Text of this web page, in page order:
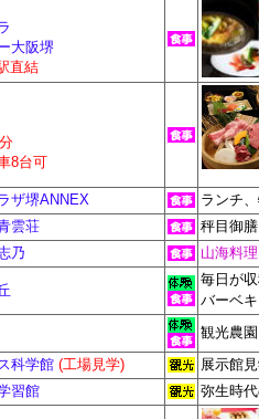
大阪堺
直結
8台可
ザ堺ANNEX
ランチ
雲荘
秤目御膳
乃
山海料理
毎日が
バーベ
観光農
科学館 (工場見学) 展示館
習館 弥生時